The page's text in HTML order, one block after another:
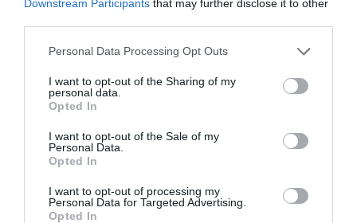
Downstream Participants that may further disclose it to other
Please note that this website/app uses one or more Google
not limited to your visit or usage behaviour. You may click to
grant or deny consent to Google and its third-party tags to
use your data for below specified purposes in below Google
consent section.
Personal Data Processing Opt Outs
I want to opt-out of the Sharing of my
personal data.
Opted In
I want to opt-out of the Sale of my
Personal Data.
Opted In
I want to opt-out of processing my
Personal Data for Targeted Advertising.
Opted In
αγόρασαν επίσης